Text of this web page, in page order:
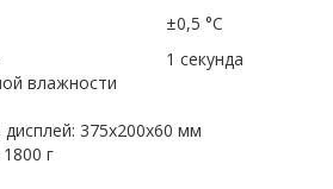
±0,5 °C
1 секунда
влажности
375х200х60 мм
г